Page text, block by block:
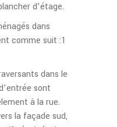
d’étage.
dans
comme suit :1
dans le
sont
à la rue.
la façade sud,